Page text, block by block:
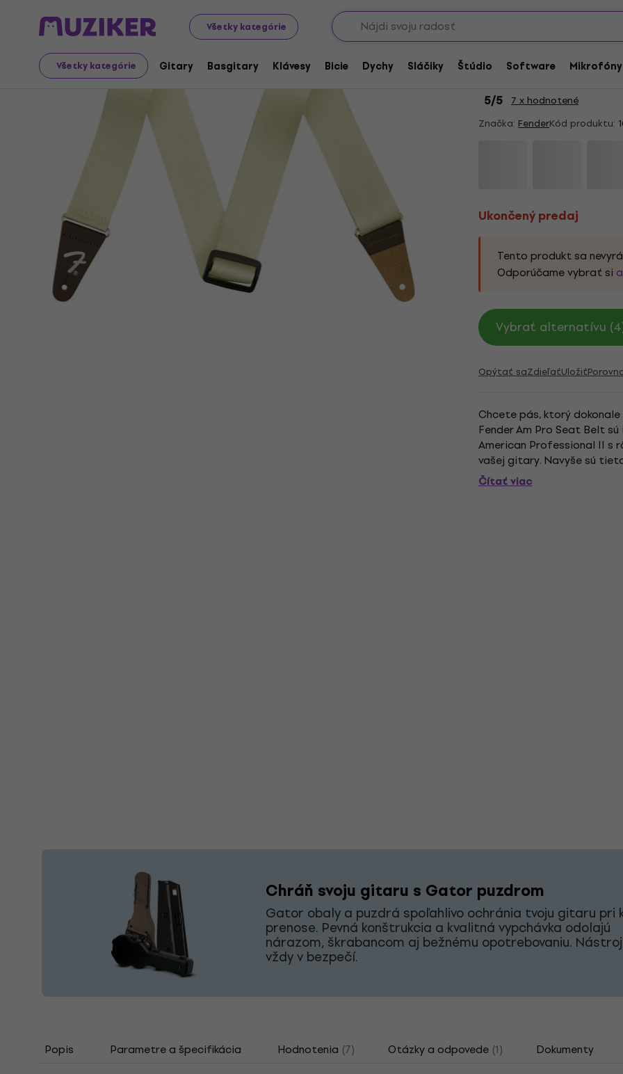
Všetky kategórie
Všetky kategórie Gitary Basgitary Klávesy Bicie Dychy Sláčiky Štúdio Software Mikrofóny
Hudobné nástroje Gitary Gitarové pásy Textilné gitarové pásy
Ukončený predaj
Ukončený predaj
Fender Am Pro
5/5 7 x hodnotené
Značka: FenderKód produktu:
Ukončený predaj
Tento produkt sa
Odporúčame vybrať si
Vybrať alternatívu
Opýtať saZdieľaťUložiť
Chcete pás, ktorý
Fender Am Pro Seat Belt
American Professional II s
vašej gitary. Navyše sú
ktorý poskytuje dostatok
Čítať viac
Chráň svoju gitaru s Gator puzdrom
Gator obaly a puzdrá spoľahlivo ochránia tvoju gitaru pri
prenose. Pevná konštrukcia a kvalitná vypchávka odolajú
nárazom, škrabancom aj bežnému opotrebovaniu.
vždy v bezpečí.
Popis Parametre a špecifikácia Hodnotenia (7) Otázky a odpovede (1) Dokumenty